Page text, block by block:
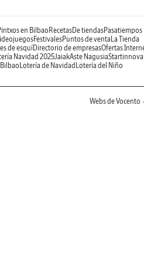
en Bilbao RecetasDe tiendasPasatiempos
FestivalesPuntos de venta La Tienda
de esquíDirectorio de empresasOfertas
Navidad 2025JaiakAste NagusiaStartinnova
Lotería de Navidad Lotería del Niño
Webs de Vocento